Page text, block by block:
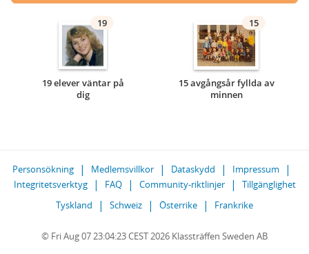
19
19 elever väntar på
dig
15
15 avgångsår fyllda av
minnen
Personsökning Medlemsvillkor Dataskydd
Impressum
Integritetsverktyg
FAQ Community-riktlinjer
Tillgänglighet
Tyskland
Schweiz Österrike Frankrike
© Fri Aug 07 23:04:23 CEST 2026 Klassträffen Sweden AB